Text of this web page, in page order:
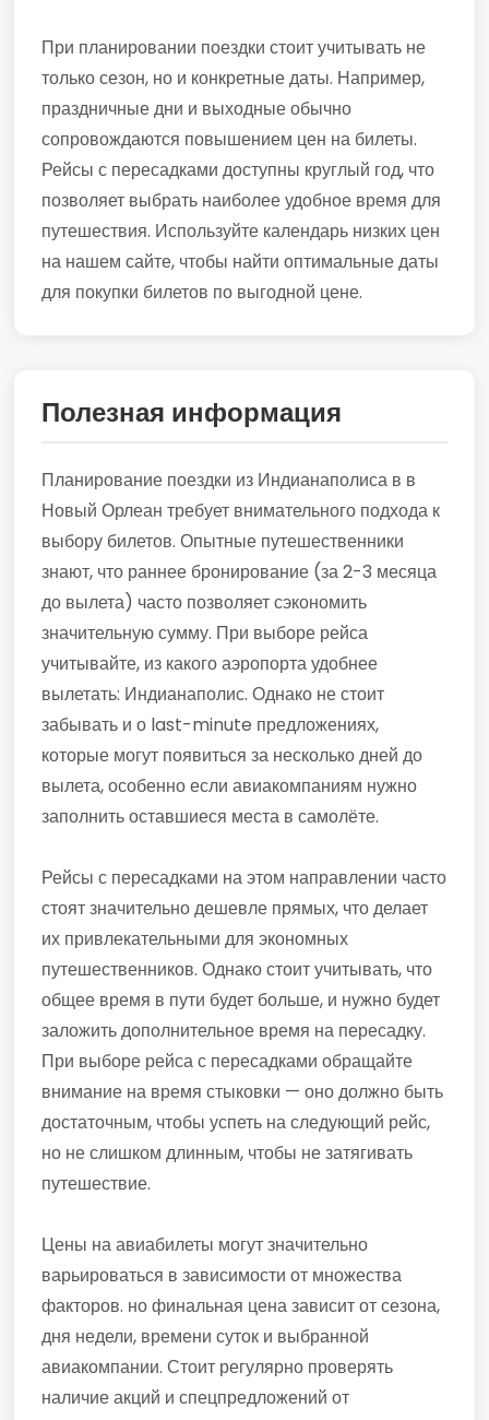
При планировании поездки стоит учитывать не
только сезон, но и конкретные даты. Например,
праздничные дни и выходные обычно
сопровождаются повышением цен на билеты.
Рейсы с пересадками доступны круглый год, что
позволяет выбрать наиболее удобное время для
путешествия. Используйте календарь низких цен
на нашем сайте, чтобы найти оптимальные даты
для покупки билетов по выгодной цене.
Полезная информация
Планирование поездки из Индианаполиса в в
Новый Орлеан требует внимательного подхода к
выбору билетов. Опытные путешественники
знают, что раннее бронирование (за 2-3 месяца
до вылета) часто позволяет сэкономить
значительную сумму. При выборе рейса
учитывайте, из какого аэропорта удобнее
вылетать: Индианаполис. Однако не стоит
забывать и о last-minute предложениях,
которые могут появиться за несколько дней до
вылета, особенно если авиакомпаниям нужно
заполнить оставшиеся места в самолёте.
Рейсы с пересадками на этом направлении часто
стоят значительно дешевле прямых, что делает
их привлекательными для экономных
путешественников. Однако стоит учитывать, что
общее время в пути будет больше, и нужно будет
заложить дополнительное время на пересадку.
При выборе рейса с пересадками обращайте
внимание на время стыковки — оно должно быть
достаточным, чтобы успеть на следующий рейс,
но не слишком длинным, чтобы не затягивать
путешествие.
Цены на авиабилеты могут значительно
варьироваться в зависимости от множества
факторов. но финальная цена зависит от сезона,
дня недели, времени суток и выбранной
авиакомпании. Стоит регулярно проверять
наличие акций и спецпредложений от